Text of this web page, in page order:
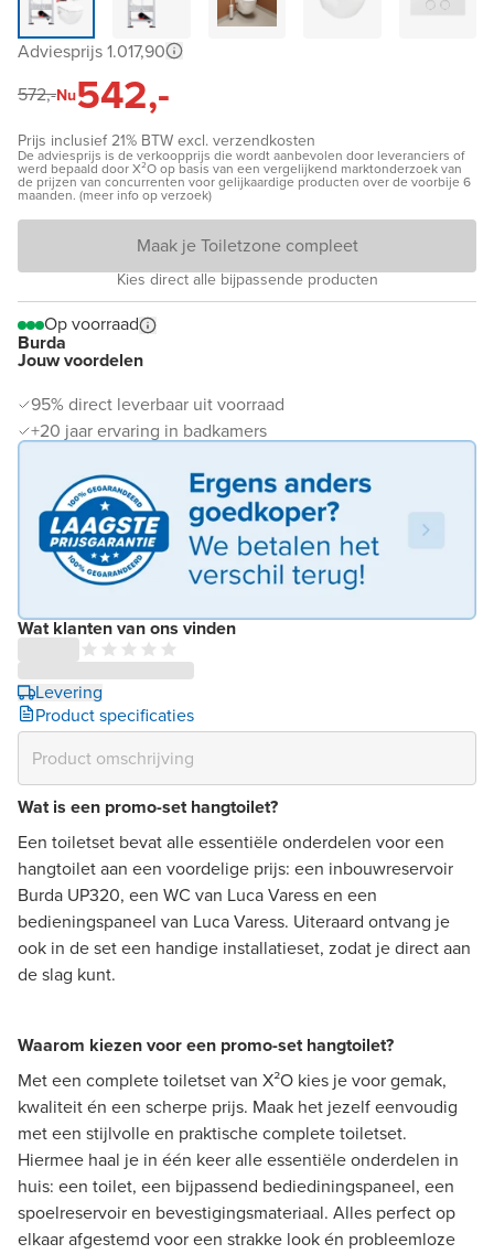
Burda
Jouw voordelen
95% direct leverbaar uit voorraad
+20 jaar ervaring in badkamers
Wat klanten van ons vinden
Levering
Product specificaties
Adviesprijs 1.017,90
572,-Nu542,-
Prijs inclusief 21% BTW excl. verzendkosten
De adviesprijs is de verkoopprijs die wordt aanbevolen door leveranciers of
werd bepaald door X²O op basis van een vergelijkend marktonderzoek van
de prijzen van concurrenten voor gelijkaardige producten over de voorbije 6
maanden. (meer info op verzoek)
Maak je Toiletzone compleet
Kies direct alle bijpassende producten
Op voorraad
Wat is een promo-set hangtoilet?
Een toiletset bevat alle essentiële onderdelen voor een
hangtoilet aan een voordelige prijs: een inbouwreservoir
Burda UP320, een WC van Luca Varess en een
bedieningspaneel van Luca Varess. Uiteraard ontvang je
ook in de set een handige installatieset, zodat je direct aan
de slag kunt.
Waarom kiezen voor een promo-set hangtoilet?
Met een complete toiletset van X²O kies je voor gemak,
kwaliteit én een scherpe prijs. Maak het jezelf eenvoudig
met een stijlvolle en praktische complete toiletset.
Hiermee haal je in één keer alle essentiële onderdelen in
huis: een toilet, een bijpassend bediediningspaneel, een
spoelreservoir en bevestigingsmateriaal. Alles perfect op
elkaar afgestemd voor een strakke look én probleemloze